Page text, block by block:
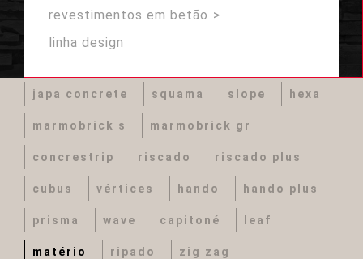
revestimentos em betão
linha design
japa concrete squama slope hexa
marmobrick s marmobrick gr
concrestrip riscado riscado plus
cubus vértices hando hando plus
prisma wave capitoné leaf
matério ripado zig zag